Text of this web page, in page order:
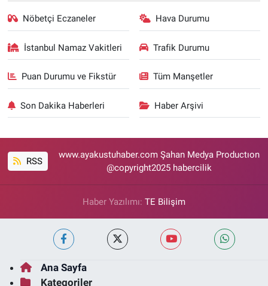
Nöbetçi Eczaneler Hava Durumu
İstanbul Namaz Vakitleri Trafik Durumu
Puan Durumu ve Fikstür Tüm Manşetler
Son Dakika Haberleri Haber Arşivi
RSS
www.ayakustuhaber.com Şahan Medya Productıon
@copyright2025 habercilik
Haber Yazılımı: TE Bilişim
Ana Sayfa
Kategoriler